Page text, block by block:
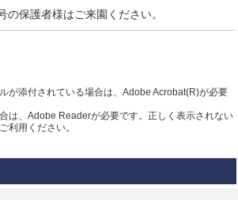
の保護者様はご来園ください。
が添付されている場合は、Adobe Acrobat(R)が必要
は、Adobe Readerが必要です。正しく表示されない
利用ください。